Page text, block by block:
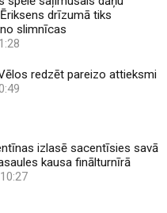
drīzumā tiks
slimnīcas
redzēt pareizo attieksmi
izlasē sacentīsies savā
kausa finālturnīrā